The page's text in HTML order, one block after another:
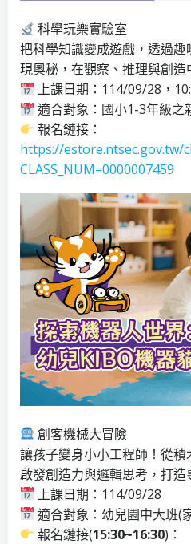
科學玩樂實驗室
把科學知識變成遊戲，透過
現奧秘，在觀察、推理與創造
上課日期：114/09/28，
適合對象：國小1-3年級之
報名鏈接：
https://estore.ntsec.gov.tw/
CLASS_NUM=0000007459
創客機械大冒險
讓孩子變身小小工程師！從積
啟發創造力與邏輯思考，打造
上課日期：114/09/28
適合對象：幼兒園中大班(
報名鏈接(15:30~16:30)：